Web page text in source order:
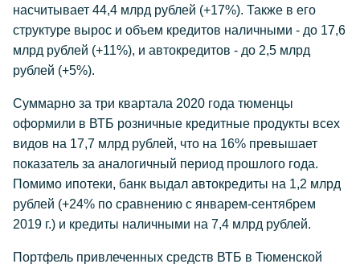
насчитывает 44,4 млрд рублей (+17%). Также в его
структуре вырос и объем кредитов наличными - до 17,6
млрд рублей (+11%), и автокредитов - до 2,5 млрд
рублей (+5%).
Суммарно за три квартала 2020 года тюменцы
оформили в ВТБ розничные кредитные продукты всех
видов на 17,7 млрд рублей, что на 16% превышает
показатель за аналогичный период прошлого года.
Помимо ипотеки, банк выдал автокредиты на 1,2 млрд
рублей (+24% по сравнению с январем-сентябрем
2019 г.) и кредиты наличными на 7,4 млрд рублей.
Портфель привлеченных средств ВТБ в Тюменской